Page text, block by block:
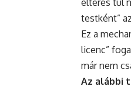
testként”
Ez a
licenc”
már nem
Az alábbi